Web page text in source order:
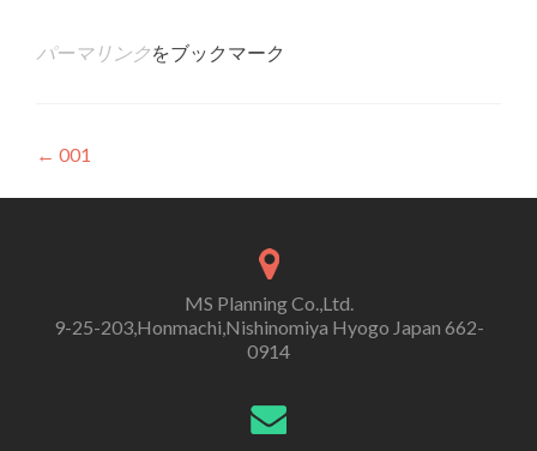
パーマリンクをブックマーク
投
稿
ゲ
← 001
MS Planning Co.,Ltd.
9-25-203,Honmachi,Nishinomiya Hyogo Japan 662-
0914